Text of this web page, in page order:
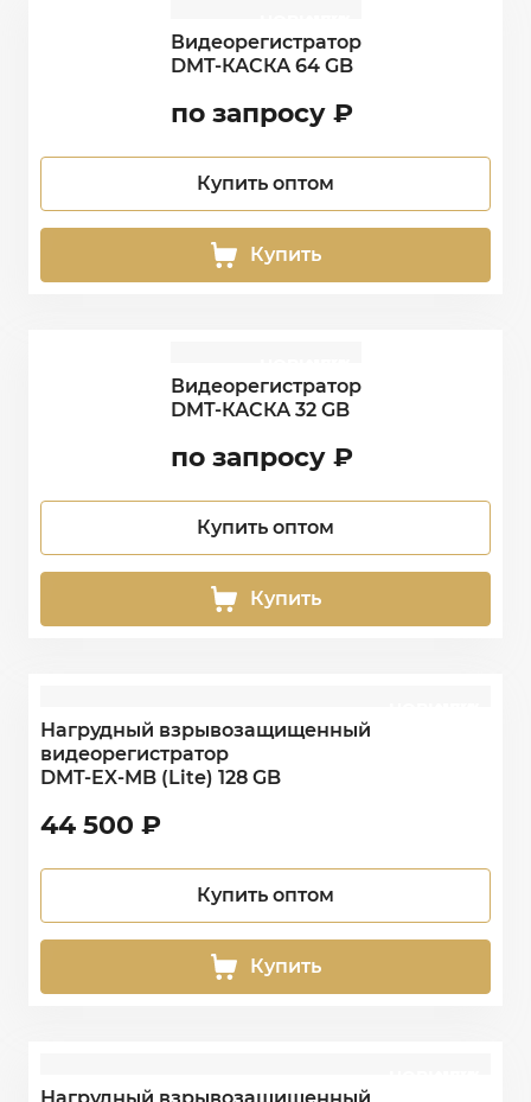
Видеорегистратор
DMT-КАСКА 64 GB
по запросу₽
Купить оптом
Купить
Видеорегистратор
DMT-КАСКА 32 GB
по запросу₽
Купить оптом
Купить
Нагрудный взрывозащищенный
видеорегистратор
DMT-EX-MB (Lite) 128 GB
44 500 ₽
Купить оптом
Купить